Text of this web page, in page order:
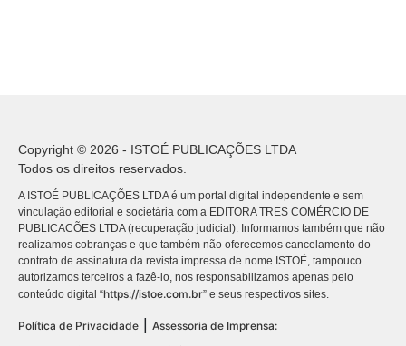
Copyright © 2026 - ISTOÉ PUBLICAÇÕES LTDA
Todos os direitos reservados.
A ISTOÉ PUBLICAÇÕES LTDA é um portal digital independente e sem
vinculação editorial e societária com a EDITORA TRES COMÉRCIO DE
PUBLICACÕES LTDA (recuperação judicial). Informamos também que não
realizamos cobranças e que também não oferecemos cancelamento do
contrato de assinatura da revista impressa de nome ISTOÉ, tampouco
autorizamos terceiros a fazê-lo, nos responsabilizamos apenas pelo
conteúdo digital “https://istoe.com.br” e seus respectivos sites.
Política de Privacidade
Assessoria de Imprensa: